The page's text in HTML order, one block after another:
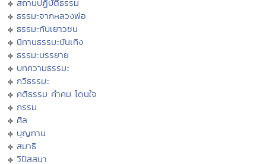
สถานปฏิบัติธรรม
ธรรมะจากหลวงพ่อ
ธรรมะกับเยาวชน
นิทานธรรมะบันเทิง
ธรรมะบรรยาย
บทความธรรมะ
กวีธรรมะ
คติธรรม คำคม โดนใจ
กรรม
ศีล
บุญทาน
สมาธิ
วิปัสสนา